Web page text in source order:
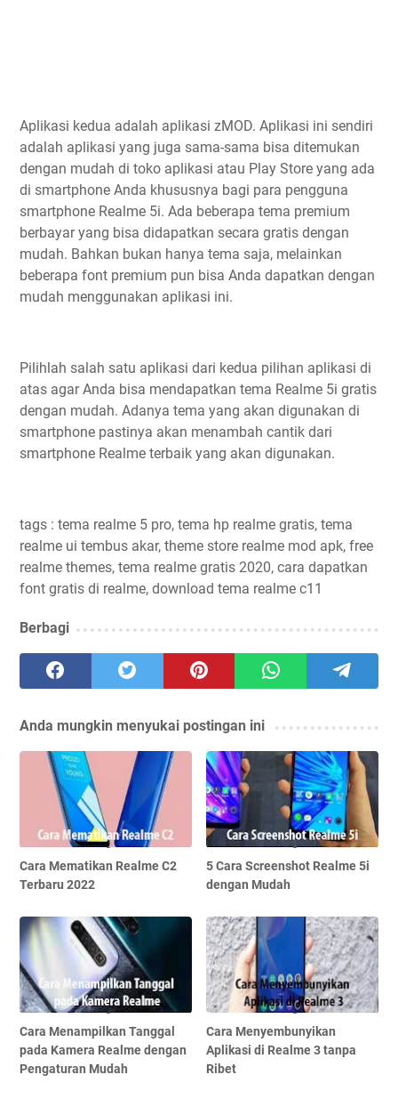
Aplikasi kedua adalah aplikasi zMOD. Aplikasi ini sendiri
adalah aplikasi yang juga sama-sama bisa ditemukan
dengan mudah di toko aplikasi atau Play Store yang ada
di smartphone Anda khususnya bagi para pengguna
smartphone Realme 5i. Ada beberapa tema premium
berbayar yang bisa didapatkan secara gratis dengan
mudah. Bahkan bukan hanya tema saja, melainkan
beberapa font premium pun bisa Anda dapatkan dengan
mudah menggunakan aplikasi ini.
Pilihlah salah satu aplikasi dari kedua pilihan aplikasi di
atas agar Anda bisa mendapatkan tema Realme 5i gratis
dengan mudah. Adanya tema yang akan digunakan di
smartphone pastinya akan menambah cantik dari
smartphone Realme terbaik yang akan digunakan.
tags : tema realme 5 pro, tema hp realme gratis, tema
realme ui tembus akar, theme store realme mod apk, free
realme themes, tema realme gratis 2020, cara dapatkan
font gratis di realme, download tema realme c11
Berbagi
Anda mungkin menyukai postingan ini
Cara Mematikan Realme C2
Terbaru 2022
5 Cara Screenshot Realme 5i
dengan Mudah
Cara Menampilkan Tanggal
pada Kamera Realme dengan
Pengaturan Mudah
Cara Menyembunyikan
Aplikasi di Realme 3 tanpa
Ribet